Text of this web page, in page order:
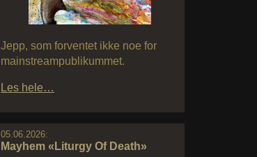
Jepp, som forventet ikke noe for
mainstreampublikummet.
Les hele…
05.06.2026:
Mayhem «Liturgy Of Death»